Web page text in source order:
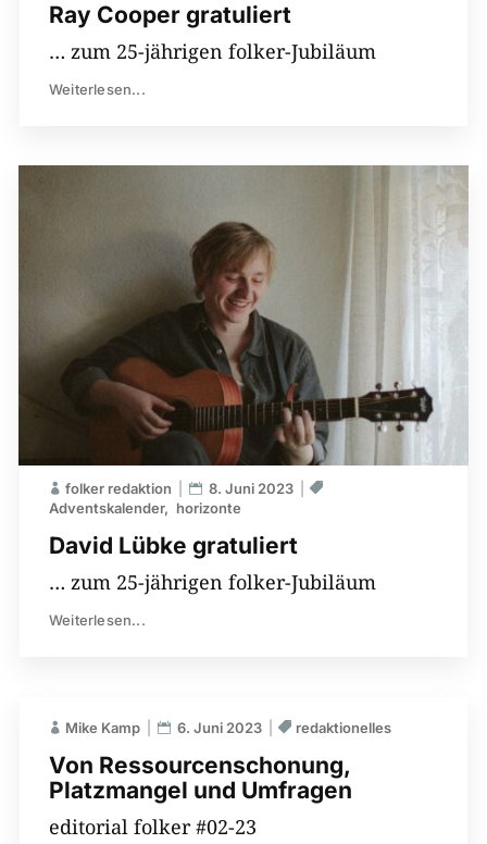
Ray Cooper gratuliert
… zum 25-jährigen folker-Jubiläum
Weiterlesen...
David Lübke gratuliert
folker redaktion
8. Juni 2023
Adventskalender
horizonte
… zum 25-jährigen folker-Jubiläum
Weiterlesen...
Von Ressourcenschonung,
Platzmangel und Umfragen
Mike Kamp 6. Juni 2023 redaktionelles
editorial folker #02-23